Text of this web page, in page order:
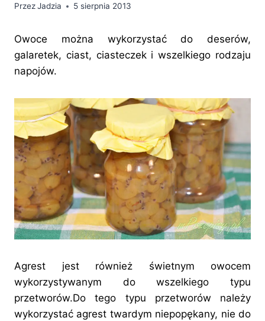
PrzezJadzia 5 sierpnia 2013
Owoce można wykorzystać do deserów,
galaretek, ciast, ciasteczek i wszelkiego rodzaju
napojów.
Agrest jest również świetnym owocem
wykorzystywanym do wszelkiego typu
przetworów.Do tego typu przetworów należy
wykorzystać agrest twardym niepopękany, nie do